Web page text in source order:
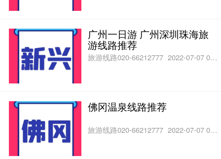
广州一日游 广州深圳珠海旅
游线路推荐
旅游线路020-66212777 2022-07-07 06:59
佛冈温泉线路推荐
旅游线路020-66212777 2022-07-07 06:59